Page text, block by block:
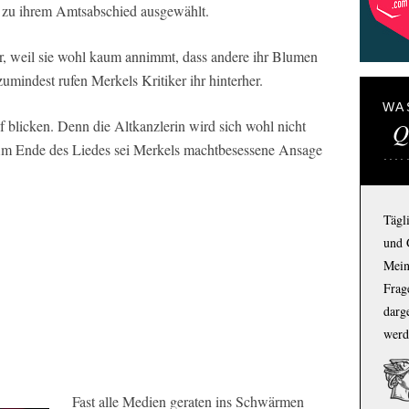
ihrem Amtsabschied ausgewählt.
weil sie wohl kaum annimmt, dass andere ihr Blumen
rufen Merkels Kritiker ihr hinterher.
blicken. Denn die Altkanzlerin wird sich wohl nicht
Ende des Liedes sei Merkels machtbesessene Ansage
Fast alle Medien geraten ins Schwärmen
und